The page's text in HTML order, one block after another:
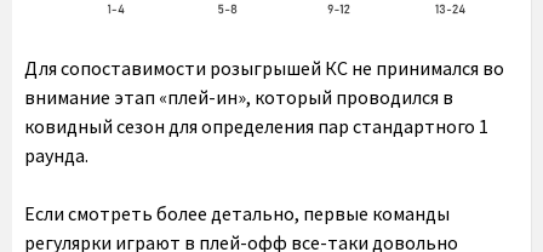
Для сопоставимости розыгрышей КС не принимался во
внимание этап «плей-ин», который проводился в
ковидный сезон для определения пар стандартного 1
раунда.
Если смотреть более детально, первые команды
регулярки играют в плей-офф все-таки довольно